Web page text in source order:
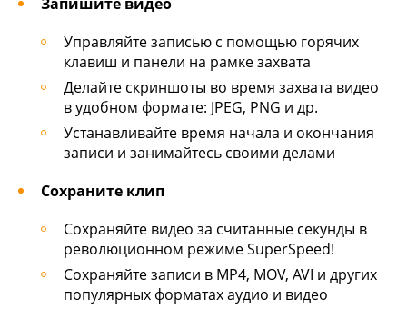
Управляйте записью с помощью горячих
клавиш и панели на рамке захвата
Делайте скриншоты во время захвата видео
в удобном формате: JPEG, PNG и др.
Устанавливайте время начала и окончания
записи и занимайтесь своими делами
Сохраните клип
Сохраняйте видео за считанные секунды в
революционном режиме SuperSpeed!
Сохраняйте записи в MP4, MOV, AVI и других
популярных форматах аудио и видео